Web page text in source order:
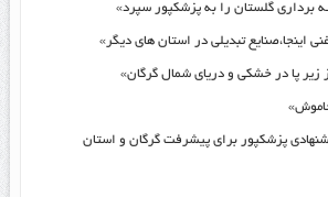
برداری گلستان را به پزشکپور سپرد»
اینجا،صنایع تبدیلی در استان های دیگر»
زیر پا در خشکی و دریای شمال گرگان»
پیشنهادی پزشکپور برای پیشرفت گرگان و استان